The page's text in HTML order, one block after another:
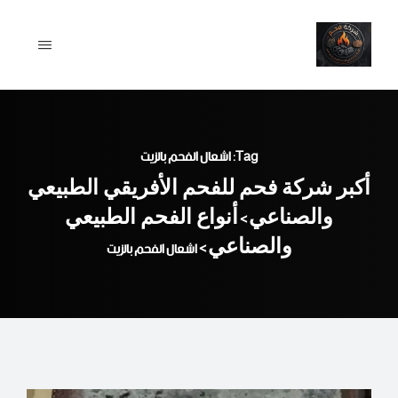
content
Tag: اشعال الفحم بالزيت
أكبر شركة فحم للفحم الأفريقي الطبيعي
والصناعي>أنواع الفحم الطبيعي
والصناعي>اشعال الفحم بالزيت